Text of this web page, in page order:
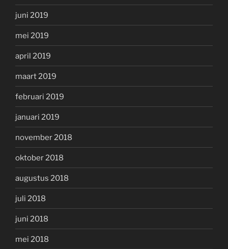
juni 2019
mei 2019
april 2019
maart 2019
februari 2019
januari 2019
november 2018
oktober 2018
augustus 2018
juli 2018
juni 2018
mei 2018